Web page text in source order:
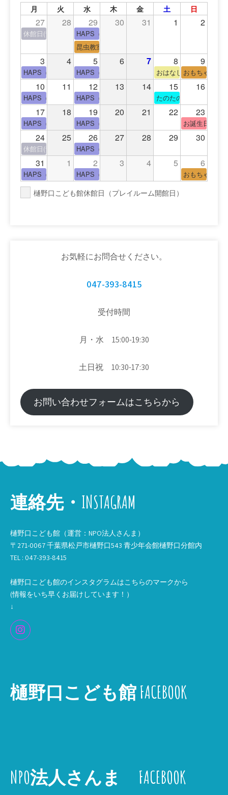
月 火 水 木 金 土 日
27 28 29 30 31 1 2
休館日(青少年会館休館日)HAPS（中高生タイム）
昆虫教室
3 4 5 6 7 8 9
HAPS（中高生タイム）HAPS（中高生タイム） おはなし会おもちゃの広
10 11 12 13 14 15 16
HAPS（中高生タイム）HAPS（中高生タイム） たのたのサイエンス教
17 18 19 20 21 22 23
HAPS（中高生タイム）HAPS（中高生タイム） お誕生日(手形
24 25 26 27 28 29 30
休館日(青少年会館休館日)HAPS（中高生タイム）
31 1 2 3 4 5 6
HAPS（中高生タイム）HAPS（中高生タイム） おもちゃの広
樋野口こども館休館日（プレイルーム開館日）
お気軽にお問合せください。
047-393-8415
受付時間
月・水 15:00-19:30
土日祝 10:30-17:30
お問い合わせフォームはこちらから
連絡先・INSTAGRAM
樋野口こども館（運営：NPO法人さんま）
〒271-0067 千葉県松戸市樋野口543 青少年会館樋野口分館内
TEL : 047-393-8415
樋野口こども館のインスタグラムはこちらのマークから
(情報をいち早くお届けしています！）
↓
樋野口こども館 FACEBOOK
NPO法人さんま FACEBOOK